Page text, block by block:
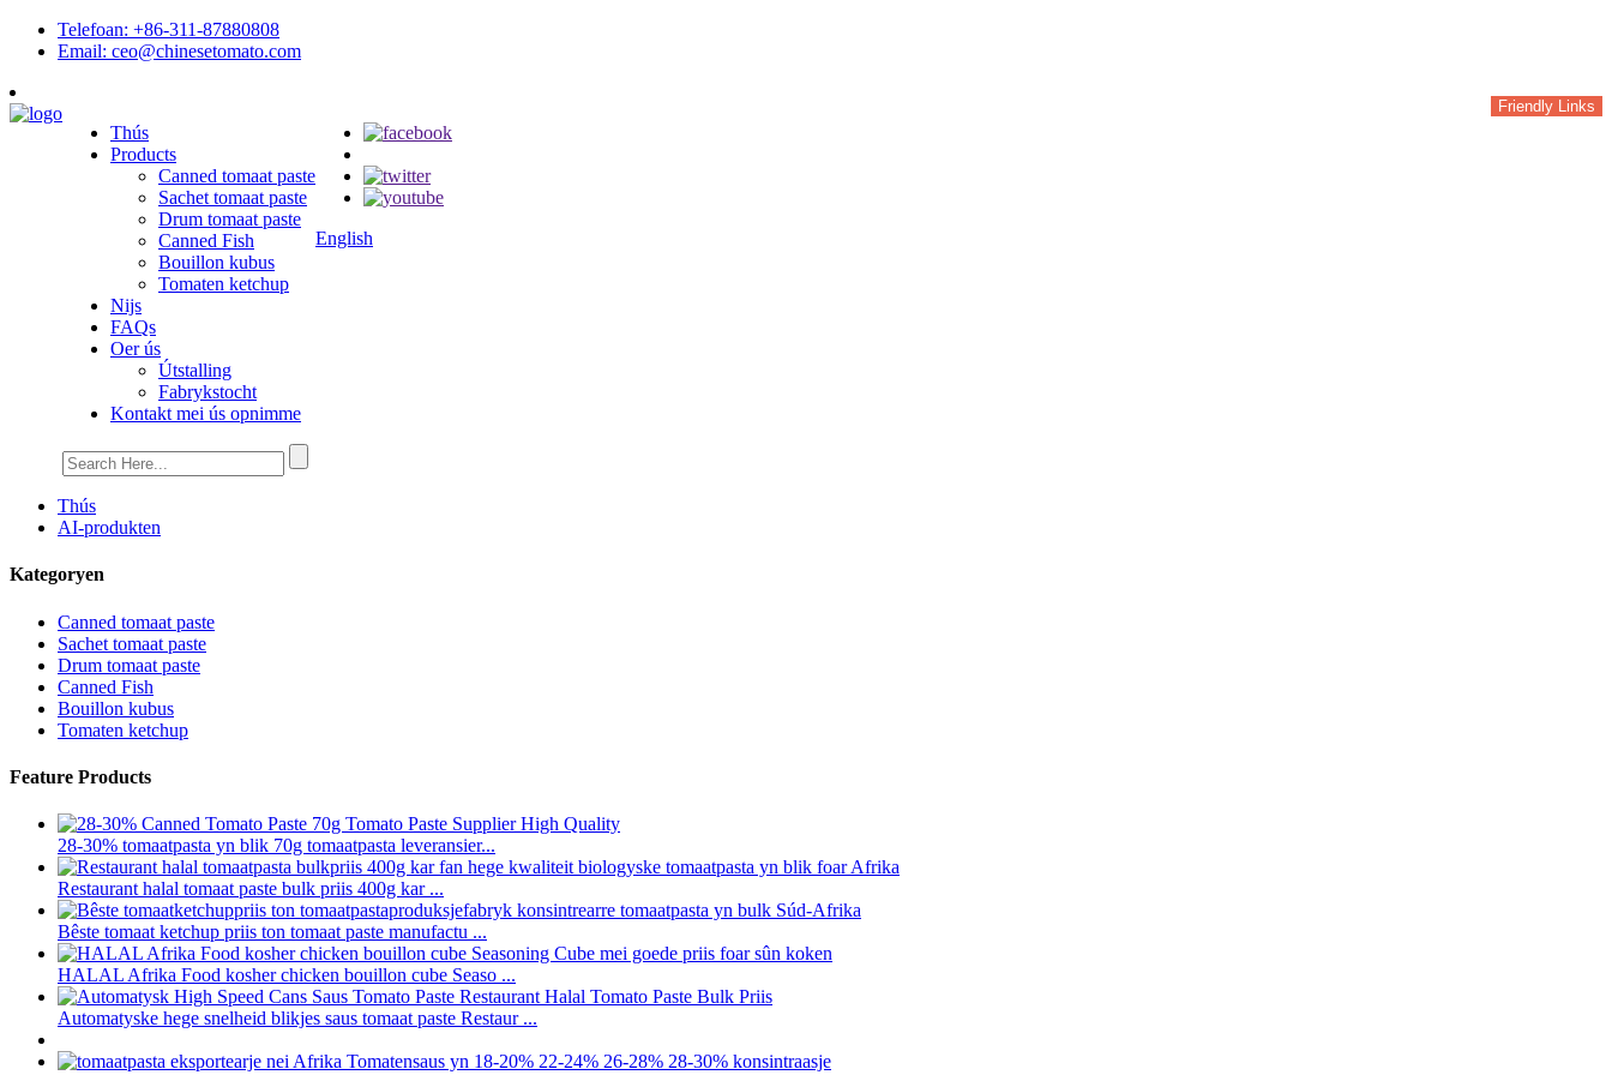
Telefoan: +86-311-87880808
Email: ceo@chinesetomato.com
Friendly Links
Thús
Products
Canned tomaat paste
Sachet tomaat paste
Drum tomaat paste
Canned Fish
Bouillon kubus
Tomaten ketchup
Nijs
FAQs
Oer ús
Útstalling
Fabrykstocht
Kontakt mei ús opnimme
English
Thús
AI-produkten
Kategoryen
Canned tomaat paste
Sachet tomaat paste
Drum tomaat paste
Canned Fish
Bouillon kubus
Tomaten ketchup
Feature Products
28-30% tomaatpasta yn blik 70g tomaatpasta leveransier...
Restaurant halal tomaat paste bulk priis 400g kar ...
Bêste tomaat ketchup priis ton tomaat paste manufactu ...
HALAL Afrika Food kosher chicken bouillon cube Seaso ...
Automatyske hege snelheid blikjes saus tomaat paste Restaur ...